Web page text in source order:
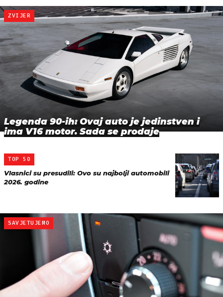
ZVIJER
Legenda 90-ih: Ovaj auto je jedinstven i
ima V16 motor. Sada se prodaje
TOP 50
Vlasnici su presudili: Ovo su najbolji automobili
2026. godine
SAVJETUJEMO